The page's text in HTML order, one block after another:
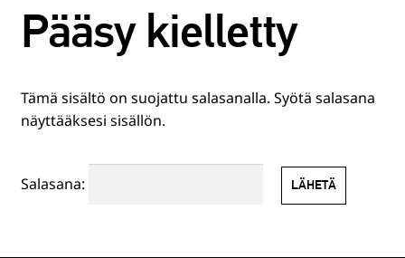
SUMMER SCHOOL
HENKILÖSTÖLLE
MUUT TUOTTEET
Pääsy kielletty
Tämä sisältö on suojattu salasanalla. Syötä salasana
näyttääksesi sisällön.
Salasana: